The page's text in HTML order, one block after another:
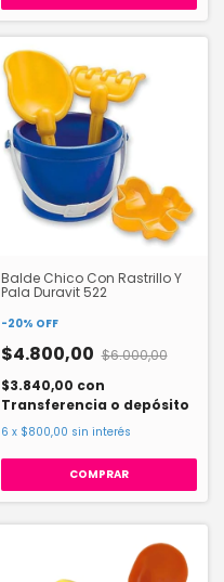
Balde Chico Con Rastrillo Y
Pala Duravit 522
-20% OFF
$4.800,00 $6.000,00
$3.840,00 con
Transferencia o depósito
6 x $800,00 sin interés